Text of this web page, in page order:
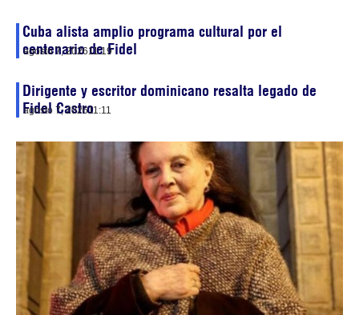
Cuba alista amplio programa cultural por el
centenario de Fidel
agosto 7, 202611:19
Dirigente y escritor dominicano resalta legado de
Fidel Castro
agosto 7, 202611:11